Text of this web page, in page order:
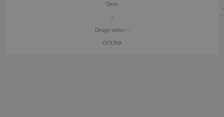
Devx
/
Design webu —
OFICINA